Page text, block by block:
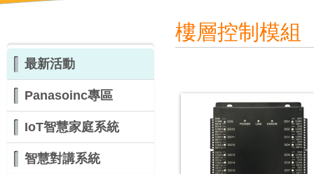
最新活動
Panasoinc專區
IoT智慧家庭系統
智慧對講系統
樓層控制模組